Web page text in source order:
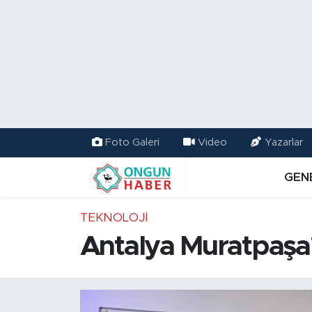
Foto Galeri Video Yazarlar
TEKNOLOJI
Antalya
Trafik Durumu
TFF 2.Lig Kırmızı Grup Puan Durumu ve Fikstür